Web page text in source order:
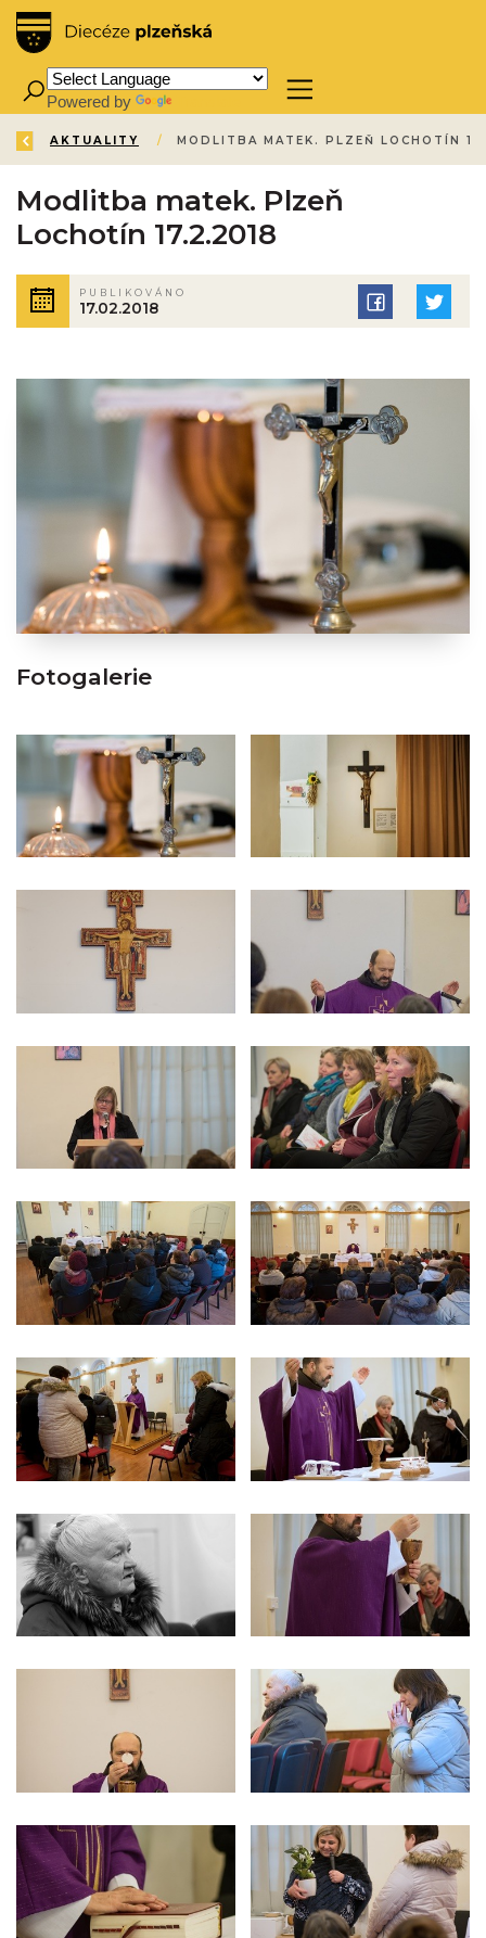
Powered by
ZPĚT
ÚVOD /
AKTUALITY /
Modlitba matek. Plzeň
Lochotín 17.2.2018
PUBLIKOVÁNO
17.02.2018
Fotogalerie